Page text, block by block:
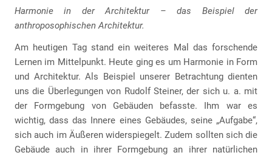
Harmonie in der Architektur – das Beispiel der
anthroposophischen Architektur.
Am heutigen Tag stand ein weiteres Mal das forschende
Lernen im Mittelpunkt. Heute ging es um Harmonie in Form
und Architektur. Als Beispiel unserer Betrachtung dienten
uns die Überlegungen von Rudolf Steiner, der sich u. a. mit
der Formgebung von Gebäuden befasste. Ihm war es
wichtig, dass das Innere eines Gebäudes, seine „Aufgabe“,
sich auch im Äußeren widerspiegelt. Zudem sollten sich die
Gebäude auch in ihrer Formgebung an ihrer natürlichen